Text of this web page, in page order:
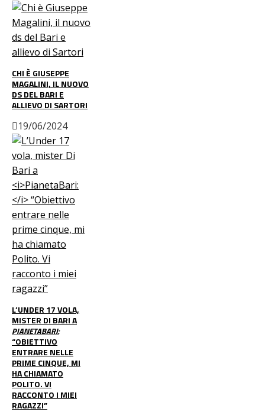
CHI È GIUSEPPE
MAGALINI, IL NUOVO
DS DEL BARI E
ALLIEVO DI SARTORI
19/06/2024
L’UNDER 17 VOLA,
MISTER DI BARI A
PIANETABARI:
“OBIETTIVO
ENTRARE NELLE
PRIME CINQUE, MI
HA CHIAMATO
POLITO. VI
RACCONTO I MIEI
RAGAZZI”